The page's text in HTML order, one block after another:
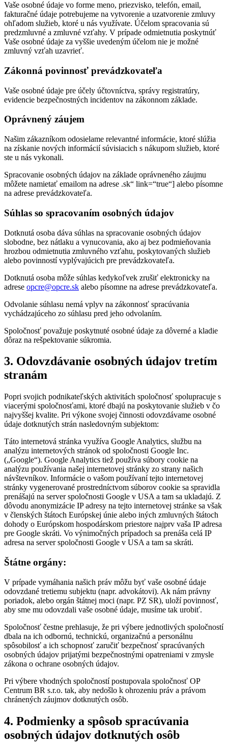
Vaše osobné údaje vo forme meno, priezvisko, telefón, email,
fakturačné údaje potrebujeme na vytvorenie a uzatvorenie zmluvy
ohľadom služieb, ktoré u nás využívate. Účelom spracovania sú
predzmluvné a zmluvné vzťahy. V prípade odmietnutia poskytnúť
Vaše osobné údaje za vyššie uvedeným účelom nie je možné
zmluvný vzťah uzavrieť.
Zákonná povinnosť prevádzkovateľa
Vaše osobné údaje pre účely účtovníctva, správy registratúry,
evidencie bezpečnostných incidentov na zákonnom základe.
Oprávnený záujem
Našim zákazníkom odosielame relevantné informácie, ktoré slúžia
na získanie nových informácií súvisiacich s nákupom služieb, ktoré
ste u nás vykonali.
Spracovanie osobných údajov na základe oprávneného záujmu
môžete namietať emailom na adrese .sk“ link=“true“] alebo písomne
na adrese prevádzkovateľa.
Súhlas so spracovaním osobných údajov
Dotknutá osoba dáva súhlas na spracovanie osobných údajov
slobodne, bez nátlaku a vynucovania, ako aj bez podmieňovania
hrozbou odmietnutia zmluvného vzťahu, poskytovaných služieb
alebo povinností vyplývajúcich pre prevádzkovateľa.
Dotknutá osoba môže súhlas kedykoľvek zrušiť elektronicky na
adrese opcre@opcre.sk alebo písomne na adrese prevádzkovateľa.
Odvolanie súhlasu nemá vplyv na zákonnosť spracúvania
vychádzajúceho zo súhlasu pred jeho odvolaním.
Spoločnosť považuje poskytnuté osobné údaje za dôverné a kladie
dôraz na rešpektovanie súkromia.
3. Odovzdávanie osobných údajov tretím
stranám
Popri svojich podnikateľských aktivitách spoločnosť spolupracuje s
viacerými spoločnosťami, ktoré dbajú na poskytovanie služieb v čo
najvyššej kvalite. Pri výkone svojej činnosti odovzdávame osobné
údaje dotknutých strán nasledovným subjektom:
Táto internetová stránka využíva Google Analytics, službu na
analýzu internetových stránok od spoločnosti Google Inc.
(„Google“). Google Analytics tiež používa súbory cookie na
analýzu používania našej internetovej stránky zo strany našich
návštevníkov. Informácie o vašom používaní tejto internetovej
stránky vygenerované prostredníctvom súborov cookie sa spravidla
prenášajú na server spoločnosti Google v USA a tam sa ukladajú. Z
dôvodu anonymizácie IP adresy na tejto internetovej stránke sa však
v členských štátoch Európskej únie alebo iných zmluvných štátoch
dohody o Európskom hospodárskom priestore najprv vaša IP adresa
pre Google skráti. Vo výnimočných prípadoch sa prenáša celá IP
adresa na server spoločnosti Google v USA a tam sa skráti.
Štátne orgány:
V prípade vymáhania našich práv môžu byť vaše osobné údaje
odovzdané tretiemu subjektu (napr. advokátovi). Ak nám právny
poriadok, alebo orgán štátnej moci (napr. PZ SR), uloží povinnosť,
aby sme mu odovzdali vaše osobné údaje, musíme tak urobiť.
Spoločnosť čestne prehlasuje, že pri výbere jednotlivých spoločností
dbala na ich odbornú, technickú, organizačnú a personálnu
spôsobilosť a ich schopnosť zaručiť bezpečnosť spracúvaných
osobných údajov prijatými bezpečnostnými opatreniami v zmysle
zákona o ochrane osobných údajov.
Pri výbere vhodných spoločností postupovala spoločnosť OP
Centrum BR s.r.o. tak, aby nedošlo k ohrozeniu práv a právom
chránených záujmov dotknutých osôb.
4. Podmienky a spôsob spracúvania
osobných údajov dotknutých osôb